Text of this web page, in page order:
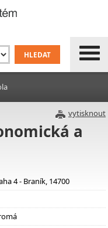
vytisknout
a
4 - Braník, 14700